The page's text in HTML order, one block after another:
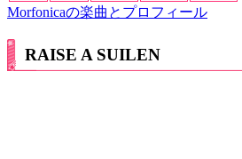
Morfonicaの楽曲とプロフィール
RAISE A SUILEN